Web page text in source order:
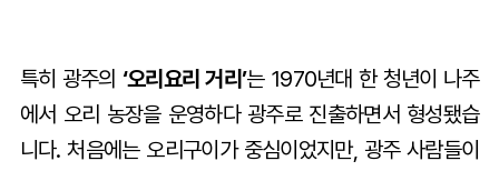
특히 광주의 ‘오리요리 거리’는 1970년대 한 청년이 나주
에서 오리 농장을 운영하다 광주로 진출하면서 형성됐습
니다. 처음에는 오리구이가 중심이었지만, 광주 사람들이